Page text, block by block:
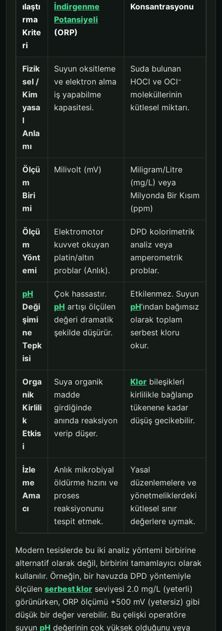
ılaştı
rma
Krite
ri
İndirgenme
Potansiyeli
(ORP)
Konsantrasyonu
Fizik
sel /
Kim
yasa
l
Anla
mı
Suyun oksitleme
ve elektron alma
iş yapabilme
kapasitesi.
Suda bulunan
HOCl ve OCl⁻
moleküllerinin
kütlesel miktarı.
Ölçü
m
Biri
mi
Milivolt (mV)
Miligram/Litre
(mg/L) veya
Milyonda Bir Kısım
(ppm)
Ölçü
m
Yönt
emi
Elektromotor
kuvvet okuyan
platin/altın
problar (Anlık).
DPD kolorimetrik
analiz veya
amperometrik
problar.
pH
Deği
şimi
ne
Tepk
isi
Çok hassastır.
pH artışı ölçülen
değeri dramatik
şekilde düşürür.
Etkilenmez. Suyun
pH’ından bağımsız
olarak toplam
serbest kloru
okur.
Orga
nik
Kirlili
k
Etkis
i
Suya organik
madde
girdiğinde
anında reaksiyon
verip düşer.
Klor bileşikleri
kirlilikle bağlanıp
tükenene kadar
düşüş gecikebilir.
İzle
me
Ama
cı
Anlık mikrobiyal
öldürme hızını ve
proses
reaksiyonunu
tespit etmek.
Yasal
düzenlemelere ve
yönetmeliklerdeki
kütlesel sınır
değerlere uymak.
Modern tesislerde bu iki analiz yöntemi birbirine
alternatif olarak değil, birbirini tamamlayıcı olarak
kullanılır. Örneğin, bir havuzda DPD yöntemiyle
ölçülen serbest klor seviyesi 2.0 mg/L (yeterli)
görünürken, ORP ölçümü +500 mV (yetersiz) gibi
düşük bir değer verebilir. Bu çelişki operatöre
suyun pH değerinin çok yüksek olduğunu veya